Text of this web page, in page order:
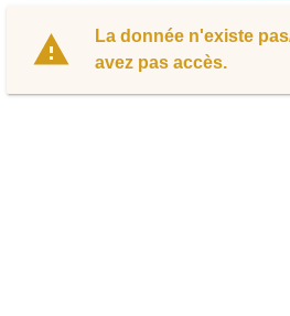
La donnée n'existe
avez pas accès.